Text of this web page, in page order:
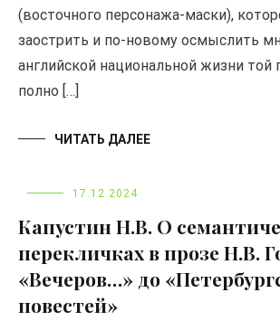
(восточного персонажа-маски),
заострить и по-новому осмыслить
английской национальной жизни той
полно […]
ЧИТАТЬ ДАЛЕЕ
17.12.2024
Капустин Н.В. О
перекличках в прозе Н.В.
«Вечеров…» до
повестей»